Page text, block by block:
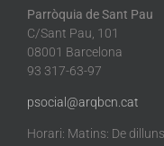
Parròquia de Sant Pau
C/Sant Pau, 101
08001 Barcelona
93 317-63-97
psocial@arqbcn.cat
Horari: Matins: De